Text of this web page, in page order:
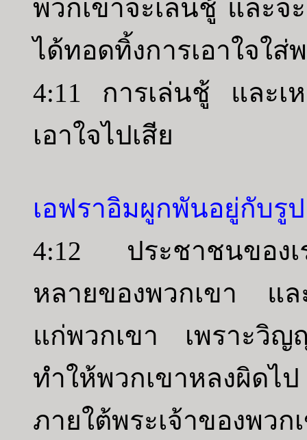
พวกเขาจะเล่นชู้ และจ
ได้ทอดทิ้งการเอาใจใส่
4:11 การเล่นชู้ และเ
เอาใจไปเสีย
เอฟราอิมผูกพันอยู่กับรู
4:12 ประชาชนของเ
หลายของพวกเขา แล
แก่พวกเขา เพราะวิญ
ทำให้พวกเขาหลงผิดไ
ภายใต้พระเจ้าของพวก